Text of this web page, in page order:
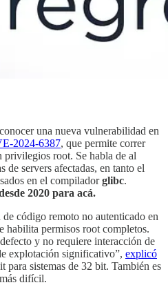
una nueva vulnerabilidad en
2024-6387, que permite correr
privilegios root. Se habla de al
de servers afectadas, en tanto el
en el compiladorglibc.
2020 para acá.
código remoto no autenticado en
habilita permisos root completos.
y no requiere interacción de
explotación significativo”, explicó
para sistemas de 32 bit. También es
difícil.